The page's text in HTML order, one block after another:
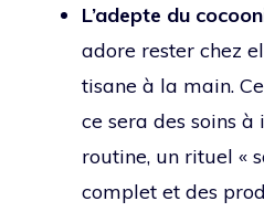
L’adepte du
adore rester chez
tisane à la main.
ce sera des soins
routine, un rituel «
complet et des